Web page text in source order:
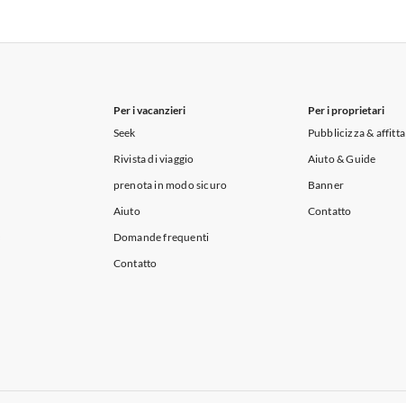
Per i vacanzieri
Seek
Rivista di viaggio
prenota in modo sicuro
Aiuto
Domande frequenti
Contatto
Per i proprietari
Pubblicizza & affitta
Aiuto & Guide
Banner
Contatto